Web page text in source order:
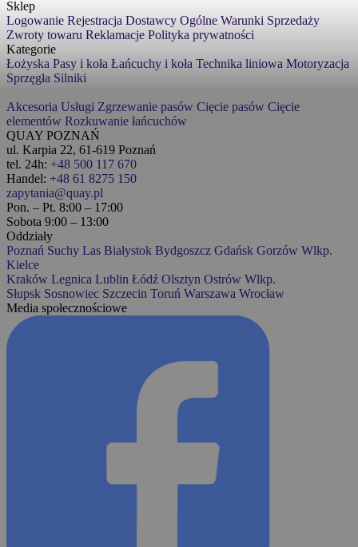
Sklep
Logowanie Rejestracja Dostawcy Ogólne Warunki Sprzedaży
Zwroty towaru Reklamacje Polityka prywatności
Kategorie
Łożyska Pasy i koła Łańcuchy i koła Technika liniowa Motoryzacja
Sprzęgła Silniki
Akcesoria Usługi Zgrzewanie pasów Cięcie pasów Cięcie
elementów Rozkuwanie łańcuchów
QUAY POZNAŃ
ul. Karpia 22, 61-619 Poznań
tel. 24h: +48 500 117 670
Handel: +48 61 8275 150
zapytania@quay.pl
Pon. – Pt. 8:00 – 17:00
Sobota 9:00 – 13:00
Oddziały
Poznań Suchy Las Białystok Bydgoszcz Gdańsk Gorzów Wlkp.
Kielce
Kraków Legnica Lublin Łódź Olsztyn Ostrów Wlkp.
Słupsk Sosnowiec Szczecin Toruń Warszawa Wrocław
Media społecznościowe